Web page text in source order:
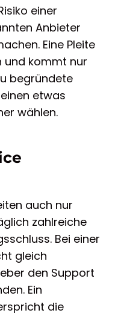
einer
Anbieter
Eine Pleite
und kommt nur
begründete
etwas
wählen.
auch nur
zahlreiche
Bei einer
gleich
den Support
Ein
die